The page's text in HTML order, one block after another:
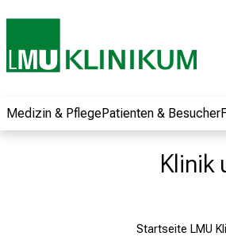
Medizin & PflegePatienten & Besucher
Klinik
Startseite LMU
Informationen zu
Jobs, Ausbildungen
Weiterbildungen.
Kommen Sie